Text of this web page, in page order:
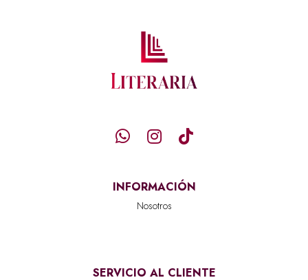
INFORMACIÓN
Nosotros
SERVICIO AL CLIENTE